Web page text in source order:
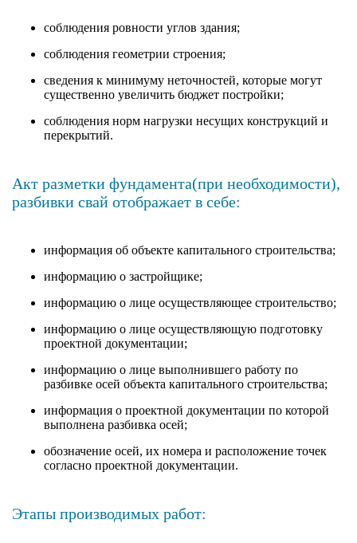
соблюдения ровности углов здания;
соблюдения геометрии строения;
сведения к минимуму неточностей, которые могут
существенно увеличить бюджет постройки;
соблюдения норм нагрузки несущих конструкций и
перекрытий.
Акт разметки фундамента(при необходимости),
разбивки свай отображает в себе:
информация об объекте капитального строительства;
информацию о застройщике;
информацию о лице осуществляющее строительство;
информацию о лице осуществляющую подготовку
проектной документации;
информацию о лице выполнившего работу по
разбивке осей объекта капитального строительства;
информация о проектной документации по которой
выполнена разбивка осей;
обозначение осей, их номера и расположение точек
согласно проектной документации.
Этапы производимых работ: